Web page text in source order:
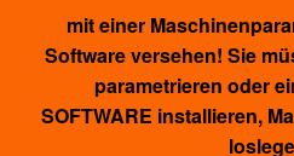
mit einer
Software versehen! Sie
parametrieren oder
SOFTWARE installieren,